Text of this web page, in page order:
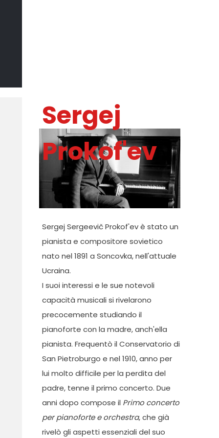
Sergej
Prokof'ev
Sergej Sergeevič Prokof'ev è stato un
pianista e compositore sovietico
nato nel 1891 a Soncovka, nell'attuale
Ucraina.
I suoi interessi e le sue notevoli
capacità musicali si rivelarono
precocemente studiando il
pianoforte con la madre, anch'ella
pianista. Frequentò il Conservatorio di
San Pietroburgo e nel 1910, anno per
lui molto difficile per la perdita del
padre, tenne il primo concerto. Due
anni dopo compose il Primo concerto
per pianoforte e orchestra, che già
rivelò gli aspetti essenziali del suo